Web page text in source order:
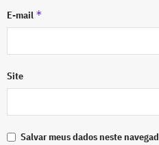
E-mail *
Site
Salvar meus dados neste